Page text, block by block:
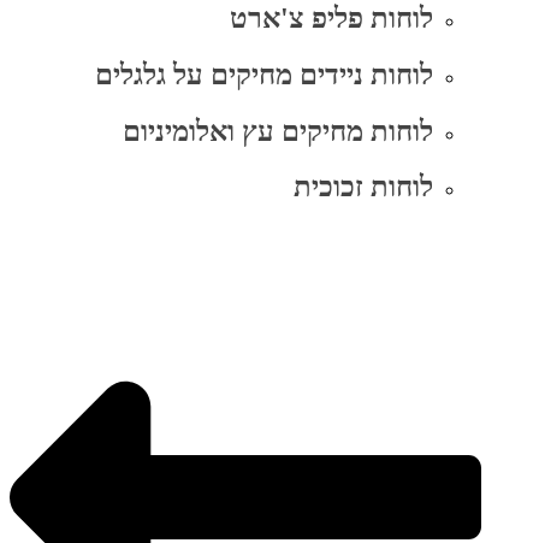
לוחות פליפ צ'ארט
לוחות ניידים מחיקים על גלגלים
לוחות מחיקים עץ ואלומיניום
לוחות זכוכית